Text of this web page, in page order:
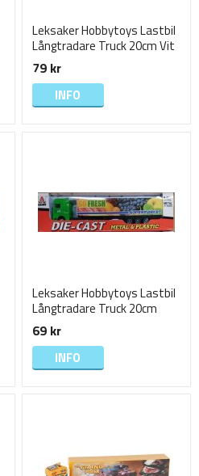
Leksaker Hobbytoys Lastbil
Långtradare Truck 20cm Vit
Express
79 kr
INFO
Leksaker Hobbytoys Lastbil
Långtradare Truck 20cm
Grön Go Fresh
69 kr
INFO